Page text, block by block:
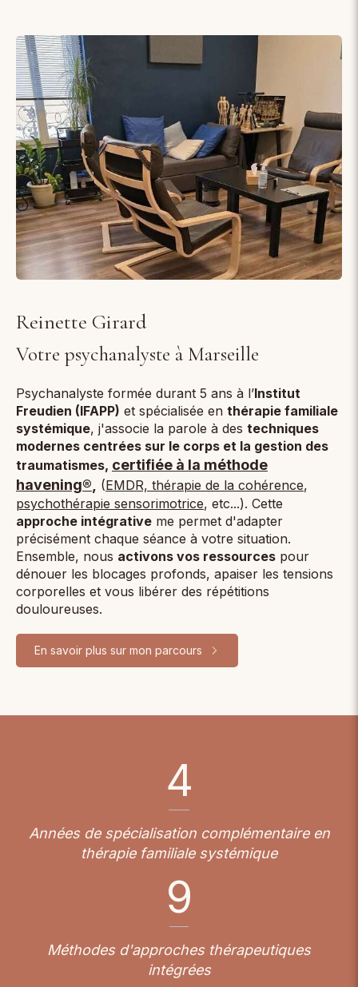
Reinette Girard
Votre psychanalyste à Marseille
Psychanalyste formée durant 5 ans à l’Institut
Freudien (IFAPP) et spécialisée en thérapie familiale
systémique, j'associe la parole à des techniques
modernes centrées sur le corps et la gestion des
traumatismes, certifiée à la méthode
havening®
(EMDR, thérapie de la cohérence,
psychothérapie sensorimotrice, etc...). Cette
approche intégrative me permet d'adapter
précisément chaque séance à votre situation.
Ensemble, nous activons vos ressources pour
dénouer les blocages profonds, apaiser les tensions
corporelles et vous libérer des répétitions
douloureuses.
En savoir plus sur mon parcours
4
Années de spécialisation complémentaire en
thérapie familiale systémique
9
Méthodes d'approches thérapeutiques
intégrées